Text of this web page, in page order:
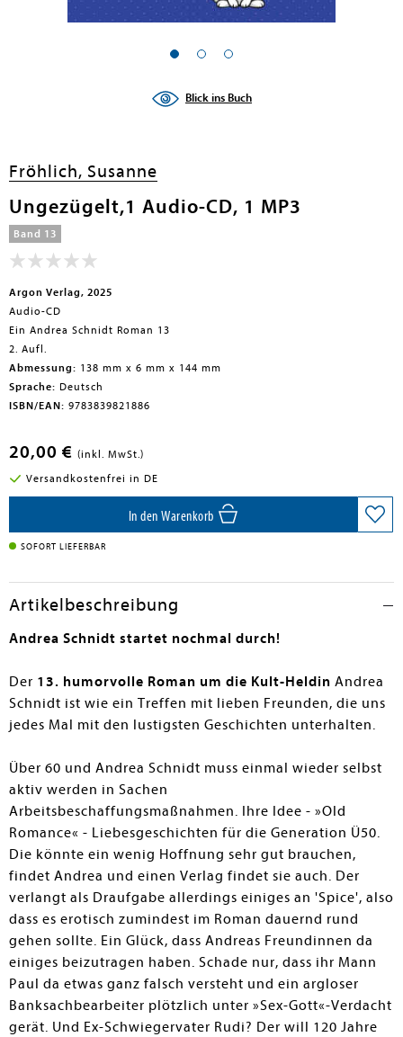
Blick ins Buch
Fröhlich, Susanne
Ungezügelt,1 Audio-CD, 1 MP3
Band 13
Argon Verlag, 2025
Audio-CD
Ein Andrea Schnidt Roman 13
2. Aufl.
Abmessung: 138 mm x 6 mm x 144 mm
Sprache: Deutsch
ISBN/EAN: 9783839821886
20,00 € (inkl. MwSt.)
Versandkostenfrei in DE
In den Warenkorb
SOFORT LIEFERBAR
Artikelbeschreibung
Andrea Schnidt startet nochmal durch!
Der 13. humorvolle Roman um die Kult-Heldin Andrea
Schnidt ist wie ein Treffen mit lieben Freunden, die uns
jedes Mal mit den lustigsten Geschichten unterhalten.
Über 60 und Andrea Schnidt muss einmal wieder selbst
aktiv werden in Sachen
Arbeitsbeschaffungsmaßnahmen. Ihre Idee - »Old
Romance« - Liebesgeschichten für die Generation Ü50.
Die könnte ein wenig Hoffnung sehr gut brauchen,
findet Andrea und einen Verlag findet sie auch. Der
verlangt als Draufgabe allerdings einiges an 'Spice', also
dass es erotisch zumindest im Roman dauernd rund
gehen sollte. Ein Glück, dass Andreas Freundinnen da
einiges beizutragen haben. Schade nur, dass ihr Mann
Paul da etwas ganz falsch versteht und ein argloser
Banksachbearbeiter plötzlich unter »Sex-Gott«-Verdacht
gerät. Und Ex-Schwiegervater Rudi? Der will 120 Jahre